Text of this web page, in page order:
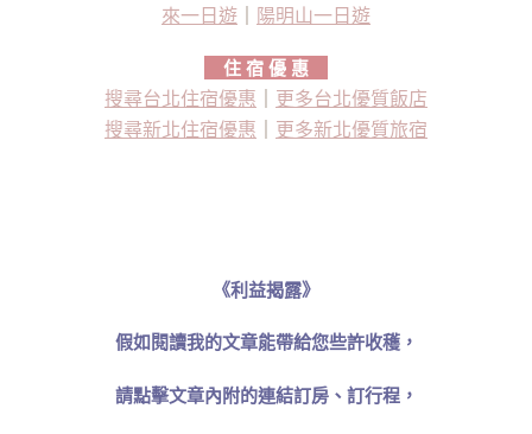
來一日遊 ｜ 陽明山一日遊
住 宿 優 惠
搜尋台北住宿優惠
更多台北優質飯店
搜尋新北住宿優惠
更多新北優質旅宿
《利益揭露》
假如閱讀我的文章能帶給您些許收穫，
請點擊文章內附的連結訂房、訂行程，